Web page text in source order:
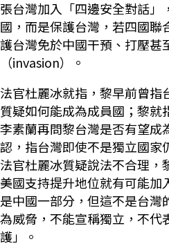
張台灣加入「四邊安全對話」
國，而是保護台灣，若四國聯
護台灣免於中國干預、打壓甚
（invasion）。
法官杜麗冰就指，黎早前曾指
質疑如何能成為成員國；黎就
李素蘭再問黎台灣是否有望成
認，指台灣即使不是獨立國家
法官杜麗冰質疑說法不合理，
美國支持提升地位就有可能加
是中國一部分，但這不是台灣
為威脅，不能宣稱獨立，不代
護」。